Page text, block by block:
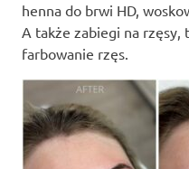
henna do brwi HD,
A także zabiegi na
farbowanie rzęs.